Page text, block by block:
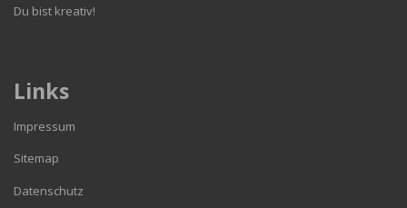
Du bist kreativ!
Links
Impressum
Sitemap
Datenschutz